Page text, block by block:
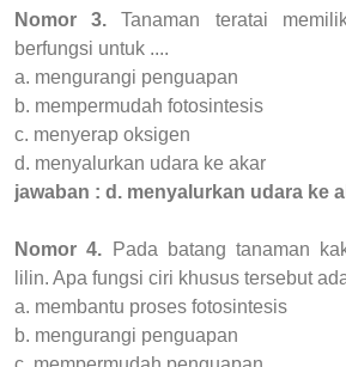
Nomor 3. Tanaman teratai
berfungsi untuk ....
a. mengurangi penguapan
b. mempermudah fotosintesis
c. menyerap oksigen
d. menyalurkan udara ke akar
jawaban : d. menyalurkan udara ke
Nomor 4. Pada batang tanaman
lilin. Apa fungsi ciri khusus tersebut
a. membantu proses fotosintesis
b. mengurangi penguapan